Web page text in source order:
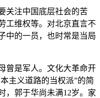
关注中国底层社会的苦
工维权等。对北京直言不
中的一员，也时常是当局
曾是军人。文化大革命开
主义道路的当权派”的简
，郭于华尚未满12岁。家